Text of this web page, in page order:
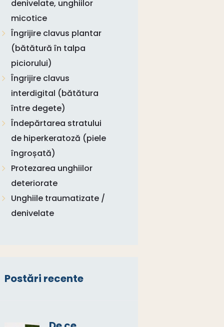
denivelate, unghiilor
micotice
Îngrijire clavus plantar
(bătătură în talpa
piciorului)
Îngrijire clavus
interdigital (bătătura
între degete)
Îndepărtarea stratului
de hiperkeratoză (piele
îngroșată)
Protezarea unghiilor
deteriorate
Unghiile traumatizate /
denivelate
Postări recente